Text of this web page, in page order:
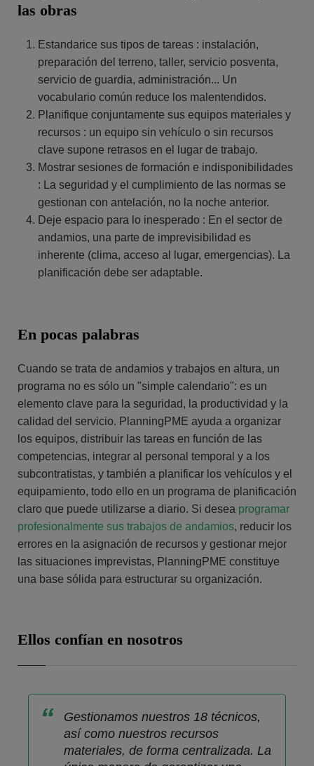
las obras
Estandarice sus tipos de tareas : instalación,
preparación del terreno, taller, servicio posventa,
servicio de guardia, administración... Un
vocabulario común reduce los malentendidos.
Planifique conjuntamente sus equipos materiales y
recursos : un equipo sin vehículo o sin recursos
clave supone retrasos en el lugar de trabajo.
Mostrar sesiones de formación e indisponibilidades
: La seguridad y el cumplimiento de las normas se
gestionan con antelación, no la noche anterior.
Deje espacio para lo inesperado : En el sector de
andamios, una parte de imprevisibilidad es
inherente (clima, acceso al lugar, emergencias). La
planificación debe ser adaptable.
En pocas palabras
Cuando se trata de andamios y trabajos en altura, un
programa no es sólo un "simple calendario": es un
elemento clave para la seguridad, la productividad y la
calidad del servicio. PlanningPME ayuda a organizar
los equipos, distribuir las tareas en función de las
competencias, integrar al personal temporal y a los
subcontratistas, y también a planificar los vehículos y el
equipamiento, todo ello en un programa de planificación
claro que puede utilizarse a diario. Si desea programar
profesionalmente sus trabajos de andamios, reducir los
errores en la asignación de recursos y gestionar mejor
las situaciones imprevistas, PlanningPME constituye
una base sólida para estructurar su organización.
Ellos confían en nosotros
Gestionamos nuestros 18 técnicos,
así como nuestros recursos
materiales, de forma centralizada. La